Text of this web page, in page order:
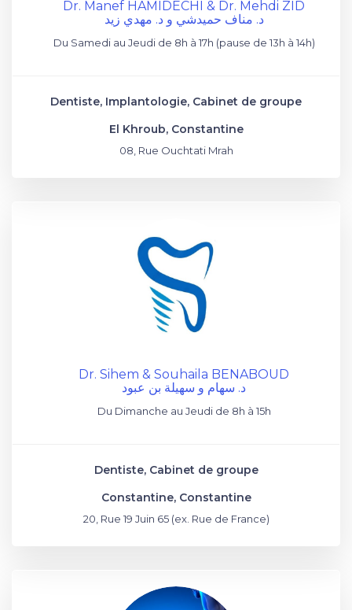
Dr. Manef HAMIDECHI & Dr. Mehdi ZID
د. مناف حميدشي و د. مهدي زيد
Du Samedi au Jeudi de 8h à 17h (pause de 13h à 14h)
Dentiste, Implantologie, Cabinet de groupe
El Khroub, Constantine
08, Rue Ouchtati Mrah
Dr. Sihem & Souhaila BENABOUD
د. سهام و سهيلة بن عبود
Du Dimanche au Jeudi de 8h à 15h
Dentiste, Cabinet de groupe
Constantine, Constantine
20, Rue 19 Juin 65 (ex. Rue de France)